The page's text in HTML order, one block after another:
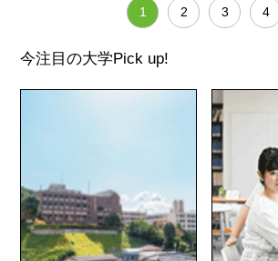
1 2 3 4
今注目の大学 Pick up!